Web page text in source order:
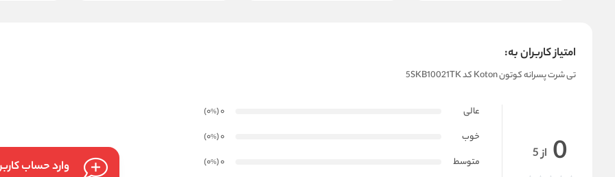
امتیاز کاربران به:
تی شرت پسرانه کوتون Koton کد 5SKB10021TK
0 از 5
عالی 0
(0
%
)
خوب
0
(0
%
)
متوسط
0
(0
%
)
وارد حساب